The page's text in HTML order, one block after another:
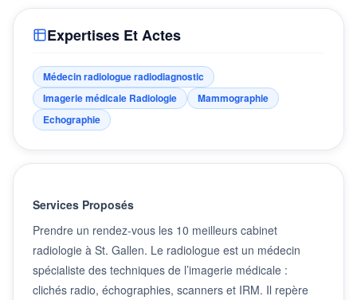
Expertises Et Actes
Médecin radiologue radiodiagnostic
Imagerie médicale Radiologie
Mammographie
Echographie
Services Proposés
Prendre un rendez-vous les 10 meilleurs cabinet
radiologie à St. Gallen. Le radiologue est un médecin
spécialiste des techniques de l’imagerie médicale :
clichés radio, échographies, scanners et IRM. Il repère